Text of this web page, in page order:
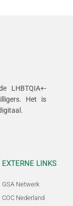
LHBTQIA+-
Het is
EXTERNE LINKS
GSA Netwerk
COC Nederland